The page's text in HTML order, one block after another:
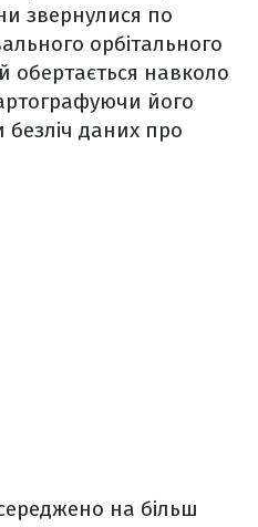
звернулися по
орбітального
обертається навколо
його
даних про
на більш